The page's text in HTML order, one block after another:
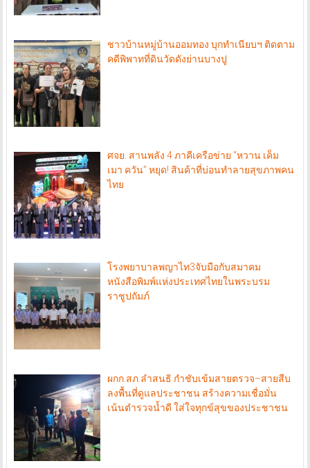
ชาวบ้านหมู่บ้านออมทอง บุกทำเนียบฯ ติดตาม
คดีพิพาทที่ดินวัดดังย่านบางปู
ศจย. สานพลัง 4 ภาคีเครือข่าย “หวาน เค็ม
เมา ควัน” หยุด! สินค้าที่บ่อนทำลายสุขภาพคน
ไทย
โรงพยาบาลพญาไท3จับมือกับสมาคม
หนังสือพิมพ์แห่งประเทศไทยในพระบรม
ราชูปถัมภ์
ผกก.สภ.ลำสนธิ กำชับเข้มสายตรวจ–สายสืบ
ลงพื้นที่ดูแลประชาชน สร้างความเชื่อมั่น
เน้นตำรวจน้ำดี ใส่ใจทุกข์สุขของประชาชน